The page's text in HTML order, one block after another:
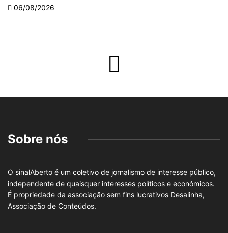
06/08/2026
Sobre nós
O sinalAberto é um coletivo de jornalismo de interesse público,
independente de quaisquer interesses políticos e económicos.
É propriedade da associação sem fins lucrativos Desalinha,
Associação de Conteúdos.